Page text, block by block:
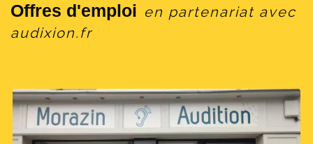
Offres d'emploi en partenariat avec
audixion.fr